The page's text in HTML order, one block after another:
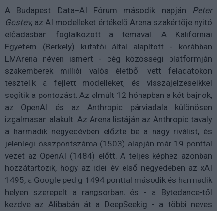
A Budapest Data+AI Fórum második napján Peter
Gostev, az AI modelleket értékelő Arena szakértője nyitó
előadásban foglalkozott a témával. A Kaliforniai
Egyetem (Berkely) kutatói által alapított - korábban
LMArena néven ismert - cég közösségi platformján
szakemberek milliói valós életből vett feladatokon
tesztelik a fejlett modelleket, és visszajelzéseikkel
segítik a pontozást. Az elmúlt 12 hónapban a két bajnok,
az OpenAI és az Anthropic párviadala különösen
izgalmasan alakult. Az Arena listáján az Anthropic tavaly
a harmadik negyedévben előzte be a nagy riválist, és
jelenlegi összpontszáma (1503) alapján már 19 ponttal
vezet az OpenAI (1484) előtt. A teljes képhez azonban
hozzátartozik, hogy az idei év első negyedében az xAI
1495, a Google pedig 1494 ponttal második és harmadik
helyen szerepelt a rangsorban, és - a Bytedance-től
kezdve az Alibabán át a DeepSeekig - a többi neves